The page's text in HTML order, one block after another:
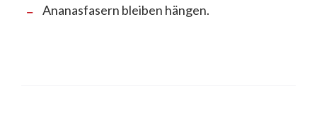
Ananasfasern bleiben hängen.